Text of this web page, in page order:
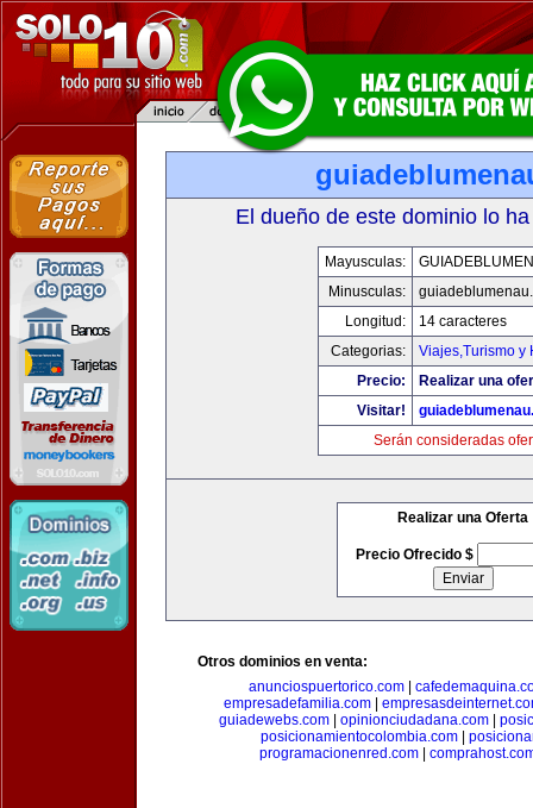
El dueño de este dominio lo
Mayusculas:
Minusculas:
Longitud:
14 caracteres
Categorias:
Viajes,Turismo y
Precio:
Realizar una
Visitar!
Serán consideradas
Realizar una Oferta
Precio Ofrecido $
Otros dominios en venta:
anunciospuertorico.com|
empresadefamilia.com
guiadewebs.com
opinionciudadana.com
posicionamientocolombia.com|
programacionenred.com